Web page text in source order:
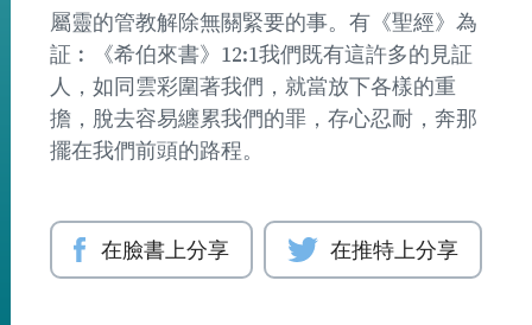
屬靈的管教解除無關緊要的事。有《聖經》為
証︰《希伯來書》12:1我們既有這許多的見証
人，如同雲彩圍著我們，就當放下各樣的重
擔，脫去容易纏累我們的罪，存心忍耐，奔那
擺在我們前頭的路程。
在臉書上分享 在推特上分享